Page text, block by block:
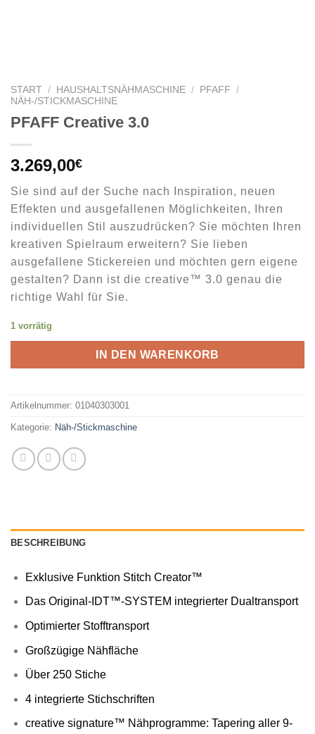
START / HAUSHALTSNÄHMASCHINE / PFAFF
/
NÄH-/STICKMASCHINE
PFAFF Creative 3.0
3.269,00€
Sie sind auf der Suche nach Inspiration, neuen
Effekten und ausgefallenen Möglichkeiten, Ihren
individuellen Stil auszudrücken? Sie möchten Ihren
kreativen Spielraum erweitern? Sie lieben
ausgefallene Stickereien und möchten gern eigene
gestalten? Dann ist die creative™ 3.0 genau die
richtige Wahl für Sie.
1 vorrätig
IN DEN WARENKORB
Artikelnummer: 01040303001
Kategorie: Näh-/Stickmaschine
BESCHREIBUNG
Exklusive Funktion Stitch Creator™
Das Original-IDT™-SYSTEM integrierter Dualtransport
Optimierter Stofftransport
Großzügige Nähfläche
Über 250 Stiche
4 integrierte Stichschriften
creative signature™ Nähprogramme: Tapering aller 9-